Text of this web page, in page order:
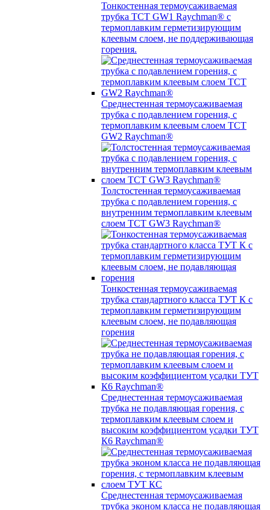
Тонкостенная термоусаживаемая
трубка TCT GW1 Raychman® с
термоплавким герметизирующим
клеевым слоем, не поддерживающая
горения.
Среднестенная термоусаживаемая
трубка c подавлением горения, с
термоплавким клеевым слоем TCT
GW2 Raychman®
Толстостенная термоусаживаемая
трубка c подавлением горения, с
внутренним термоплавким клеевым
слоем TCT GW3 Raychman®
Тонкостенная термоусаживаемая
трубка стандартного класса ТУТ К с
термоплавким герметизирующим
клеевым слоем, не подавляющая
горения
Среднестенная термоусаживаемая
трубка не подавляющая горения, с
термоплавким клеевым слоем и
высоким коэффициентом усадки ТУТ
К6 Raychman®
Среднестенная термоусаживаемая
трубка эконом класса не подавляющая